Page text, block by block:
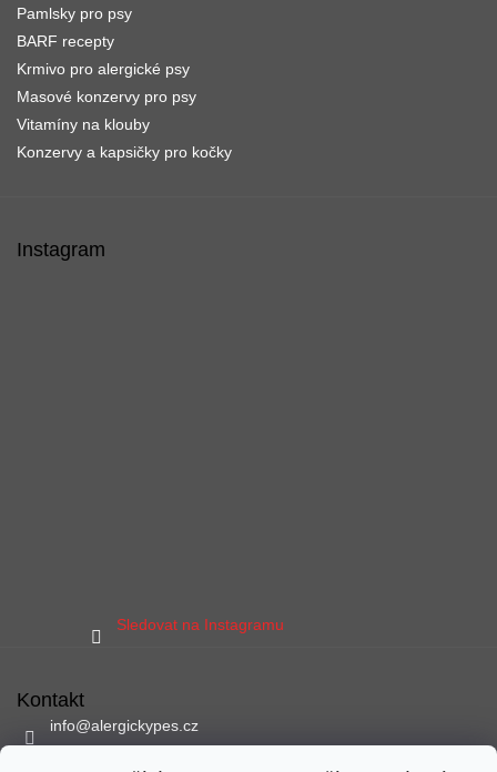
Pamlsky pro psy
BARF recepty
Krmivo pro alergické psy
Masové konzervy pro psy
Vitamíny na klouby
Konzervy a kapsičky pro kočky
Instagram
Sledovat na Instagramu
Kontakt
info@alergickypes.cz